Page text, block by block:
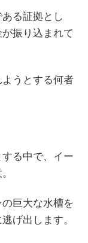
る証拠とし
振り込まれて
うとする何者
る中で、イー
巨大な水槽を
げ出します。